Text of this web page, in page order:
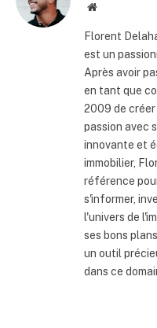
Site
Florent
est un
Après avoir
en tant que
2009 de
passion avec
innovante et
immobilier,
référence
s'informer,
l'univers de
ses bons
un outil
dans ce